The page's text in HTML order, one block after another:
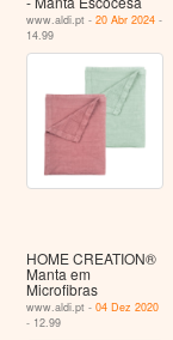
www.aldi.pt -20 Abr 2024 -
14.99
HOME CREATION®
Manta em
Microfibras
www.aldi.pt -04 Dez 2020
- 12.99